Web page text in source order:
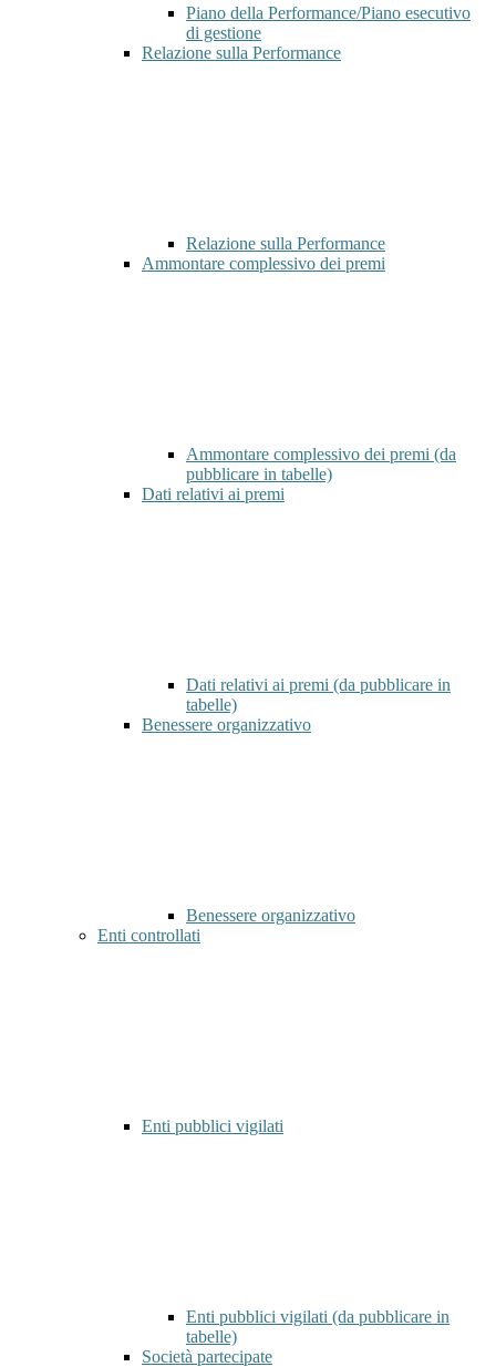
Piano della Performance/Piano esecutivo
di gestione
Relazione sulla Performance
Relazione sulla Performance
Ammontare complessivo dei premi
Ammontare complessivo dei premi (da
pubblicare in tabelle)
Dati relativi ai premi
Dati relativi ai premi (da pubblicare in
tabelle)
Benessere organizzativo
Benessere organizzativo
Enti controllati
Enti pubblici vigilati
Enti pubblici vigilati (da pubblicare in
tabelle)
Società partecipate